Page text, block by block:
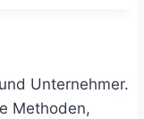
Unternehmer.
Methoden,